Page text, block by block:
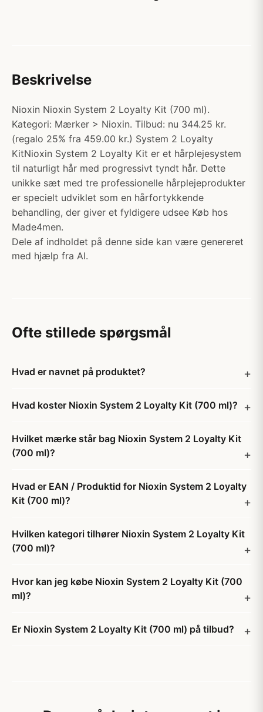
Beskrivelse
Nioxin Nioxin System 2 Loyalty Kit (700 ml).
Kategori: Mærker > Nioxin. Tilbud: nu 344.25 kr.
(regalo 25% fra 459.00 kr.) System 2 Loyalty
KitNioxin System 2 Loyalty Kit er et hårplejesystem
til naturligt hår med progressivt tyndt hår. Dette
unikke sæt med tre professionelle hårplejeprodukter
er specielt udviklet som en hårfortykkende
behandling, der giver et fyldigere udsee Køb hos
Made4men.
Dele af indholdet på denne side kan være genereret
med hjælp fra AI.
Ofte stillede spørgsmål
Hvad er navnet på produktet?
Hvad koster Nioxin System 2 Loyalty Kit (700 ml)?
Hvilket mærke står bag Nioxin System 2 Loyalty Kit
(700 ml)?
Hvad er EAN / Produktid for Nioxin System 2 Loyalty
Kit (700 ml)?
Hvilken kategori tilhører Nioxin System 2 Loyalty Kit
(700 ml)?
Hvor kan jeg købe Nioxin System 2 Loyalty Kit (700
ml)?
Er Nioxin System 2 Loyalty Kit (700 ml) på tilbud?